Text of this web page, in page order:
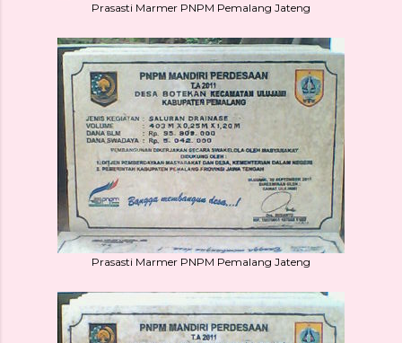
Prasasti Marmer PNPM Pemalang Jateng
Prasasti Marmer PNPM Pemalang Jateng